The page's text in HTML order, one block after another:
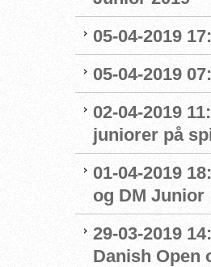
05-04-2019
05-04-2019
02-04-2019
juniorer på
01-04-2019
og DM Junior
29-03-2019
Danish Open